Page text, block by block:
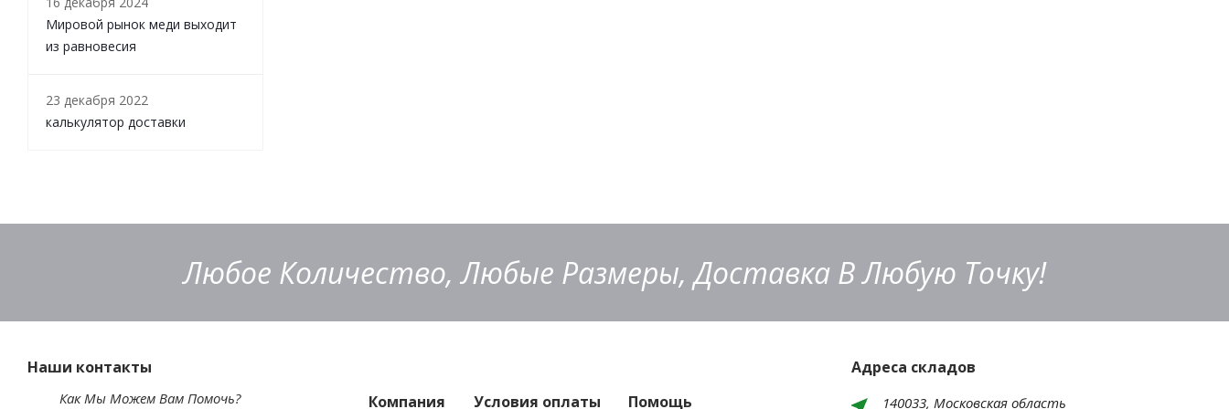
Мировой рынок меди выходит
из равновесия
23 декабря 2022
калькулятор доставки
Любое Количество, Любые Размеры, Доставка В Любую Точку!
Наши контакты
Как Мы Можем Вам Помочь? Компания Условия оплаты Помощь
Адреса складов
140033, Московская область